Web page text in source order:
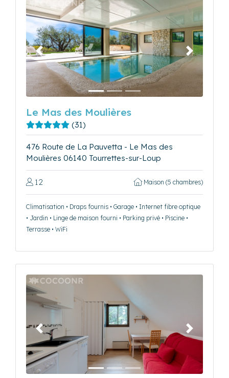
Précédent Suivant
Le Mas des Moulières
(31)
476 Route de La Pauvetta - Le Mas des
Moulières 06140 Tourrettes-sur-Loup
12 Maison (5 chambres)
Climatisation • Draps fournis • Garage • Internet fibre optique
• Jardin • Linge de maison fourni • Parking privé • Piscine •
Terrasse • WiFi
Précédent Suivant